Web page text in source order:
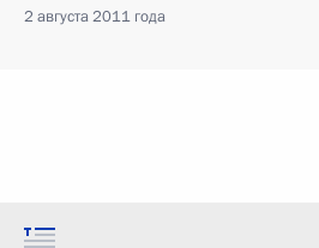
2 августа 2011 года